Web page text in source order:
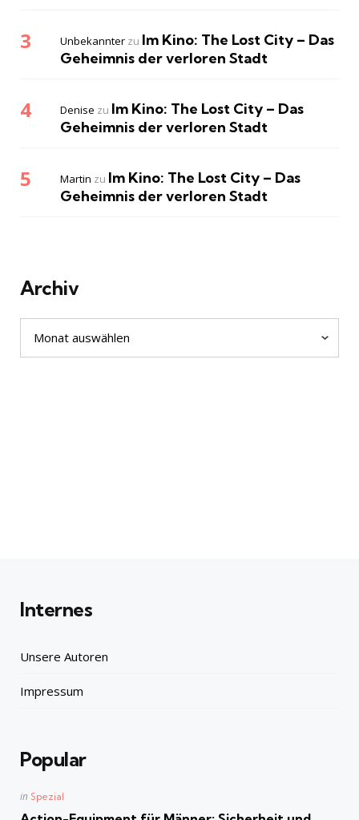
Unbekannter zu Im Kino: The Lost City – Das
Geheimnis der verloren Stadt
Denise zu Im Kino: The Lost City – Das
Geheimnis der verloren Stadt
Martin zu Im Kino: The Lost City – Das
Geheimnis der verloren Stadt
Archiv
Internes
Unsere Autoren
Impressum
Popular
Posted
in Spezial